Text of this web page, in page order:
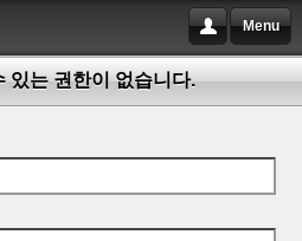
Menu
있는 권한이 없습니다.